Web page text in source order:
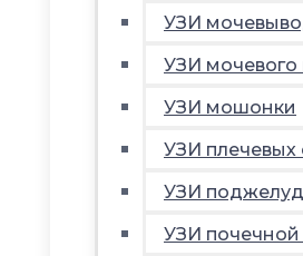
УЗИ
УЗИ мочевого
УЗИ мошонки
УЗИ плечевых
УЗИ
УЗИ почечной